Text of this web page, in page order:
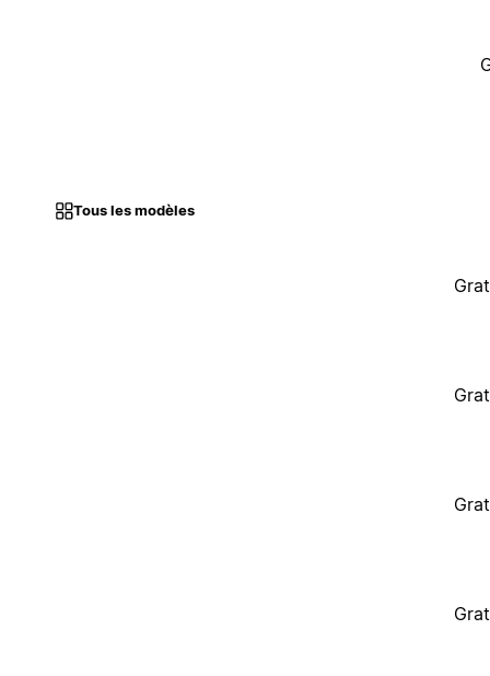
Tous les modèles